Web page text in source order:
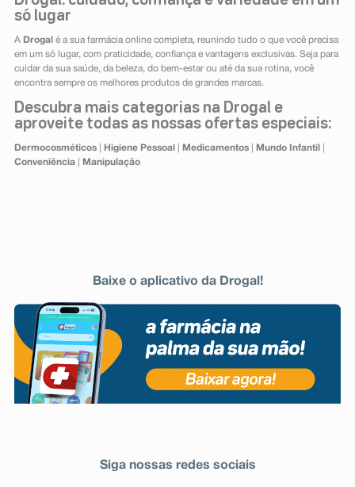
só lugar
A Drogal é a sua farmácia online completa, reunindo tudo o que você precisa
em um só lugar, com praticidade, confiança e vantagens exclusivas. Seja para
cuidar da sua saúde, da beleza, do bem-estar ou até da sua rotina, você
encontra sempre os melhores produtos de grandes marcas.
Descubra mais categorias na Drogal e
aproveite todas as nossas ofertas especiais:
Dermocosméticos| Higiene Pessoal Medicamentos| Mundo Infantil
Conveniência| Manipulação
Baixe o aplicativo da Drogal!
Siga nossas redes sociais